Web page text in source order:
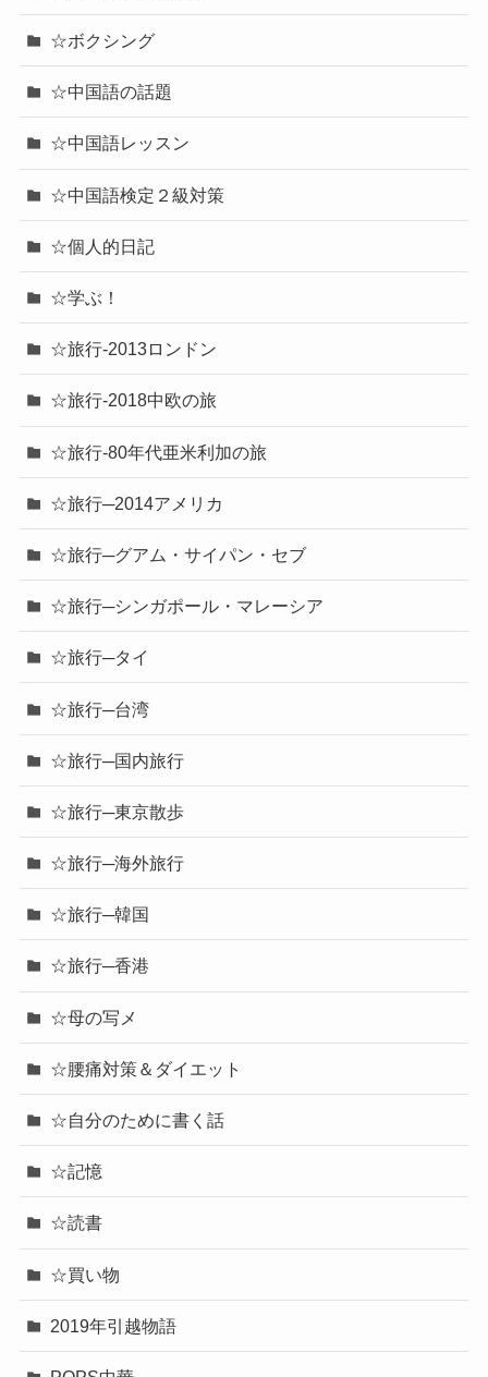
☆ボクシング
☆中国語の話題
☆中国語レッスン
☆中国語検定２級対策
☆個人的日記
☆学ぶ！
☆旅行-2013ロンドン
☆旅行-2018中欧の旅
☆旅行-80年代亜米利加の旅
☆旅行─2014アメリカ
☆旅行─グアム・サイパン・セブ
☆旅行─シンガポール・マレーシア
☆旅行─タイ
☆旅行─台湾
☆旅行─国内旅行
☆旅行─東京散歩
☆旅行─海外旅行
☆旅行─韓国
☆旅行─香港
☆母の写メ
☆腰痛対策＆ダイエット
☆自分のために書く話
☆記憶
☆読書
☆買い物
2019年引越物語